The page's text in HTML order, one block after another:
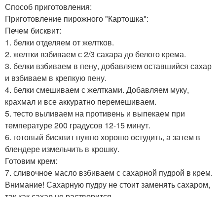
Способ приготовления:
Приготовление пирожного "Картошка":
Печем бисквит:
1. белки отделяем от желтков.
2. желтки взбиваем с 2/3 сахара до белого крема.
3. белки взбиваем в пену, добавляем оставшийся сахар
и взбиваем в крепкую пену.
4. белки смешиваем с желтками. Добавляем муку,
крахмал и все аккуратно перемешиваем.
5. тесто выливаем на противень и выпекаем при
температуре 200 градусов 12-15 минут.
6. готовый бисквит нужно хорошо остудить, а затем в
блендере измельчить в крошку.
Готовим крем:
7. сливочное масло взбиваем с сахарной пудрой в крем.
Внимание! Сахарную пудру не стоит заменять сахаром,